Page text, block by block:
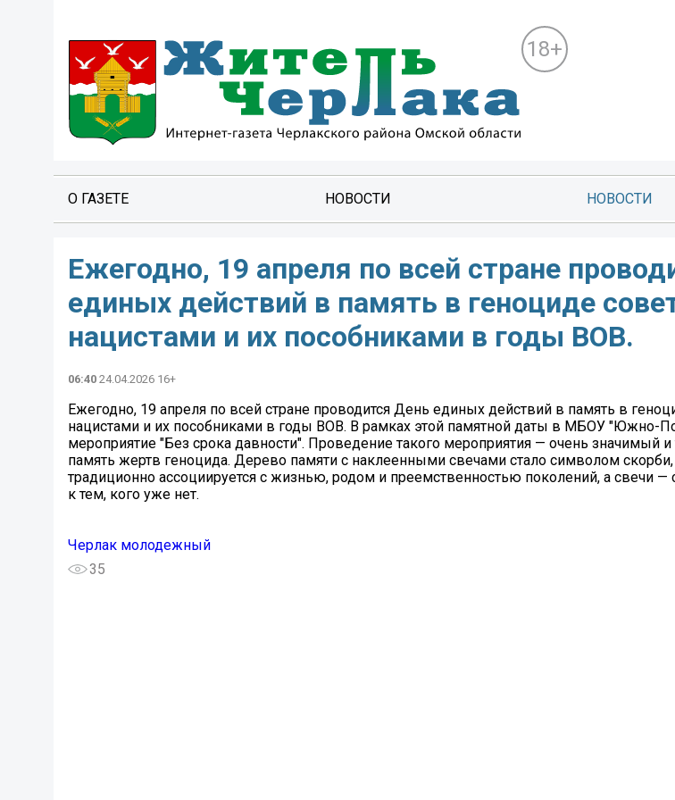
18+
О ГАЗЕТЕ НОВОСТИ НОВОСТИ
Ежегодно, 19 апреля по всей стране
единых действий в память в геноциде
нацистами и их пособниками в годы ВОВ.
06:40 24.04.2026 16+
Ежегодно, 19 апреля по всей стране проводится День единых действий в память в
нацистами и их пособниками в годы ВОВ. В рамках этой памятной даты в МБОУ "Южно-
мероприятие "Без срока давности". Проведение такого мероприятия — очень значимый и
память жертв геноцида. Дерево памяти с наклеенными свечами стало символом
традиционно ассоциируется с жизнью, родом и преемственностью поколений, а свечи
к тем, кого уже нет.
Черлак молодежный
35